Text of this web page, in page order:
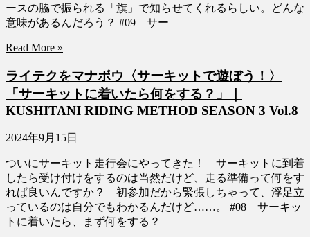
ースの脇で振られる「旗」で知らせてくれるらしい。どんな
意味があるんだろう？ #09 サー
Read More »
ライテクをマナボウ〈サーキットで遊ぼう！〉
「サーキットに着いたら何をする？」｜
KUSHITANI RIDING METHOD SEASON 3 Vol.8
2024年9月15日
ついにサーキット走行会にやってきた！ サーキットに到着
したら受け付けをするのは当然だけど、走る準備って何をす
れば良いんですか？ 初参加だから緊張しちゃって、浮足立
っているのは自分でもわかるんだけど……。 #08 サーキッ
トに着いたら、まず何をする？